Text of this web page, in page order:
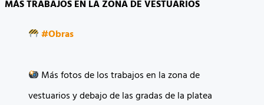
MÁS TRABAJOS EN LA ZONA DE VESTUARIOS
#Obras
Más fotos de los trabajos en la zona de
vestuarios y debajo de las gradas de la platea